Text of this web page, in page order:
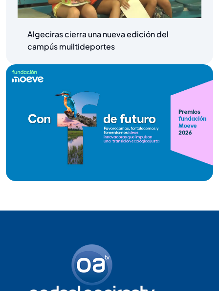
Algeciras cierra una nueva edición del
campús muiltideportes